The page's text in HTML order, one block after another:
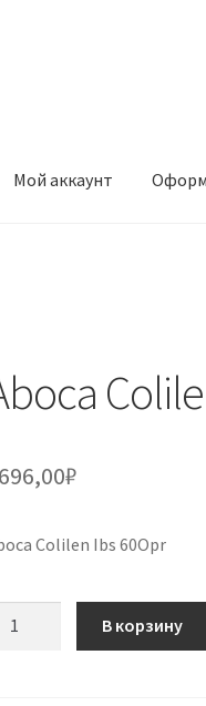
Мой аккаунт
₽
Colilen Ibs 60Opr
В корзину